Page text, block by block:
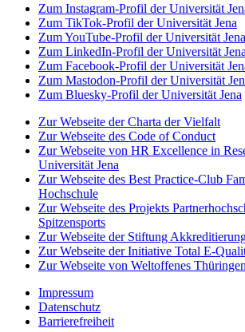
Zum Instagram-Profil der Universität
Zum TikTok-Profil der Universität Jena
Zum YouTube-Profil der Universität Jena
Zum LinkedIn-Profil der Universität Jena
Zum Facebook-Profil der Universität
Zum Mastodon-Profil der Universität
Zum Bluesky-Profil der Universität Jena
Zur Webseite der Charta der Vielfalt
Zur Webseite des Code of Conduct
Zur Webseite von HR Excellence in
Universität Jena
Zur Webseite des Best Practice-Club
Hochschule
Zur Webseite des Projekts
Spitzensports
Zur Webseite der Stiftung
Zur Webseite der Initiative Total E-
Zur Webseite von Weltoffenes Thüringen
Impressum
Datenschutz
Barrierefreiheit